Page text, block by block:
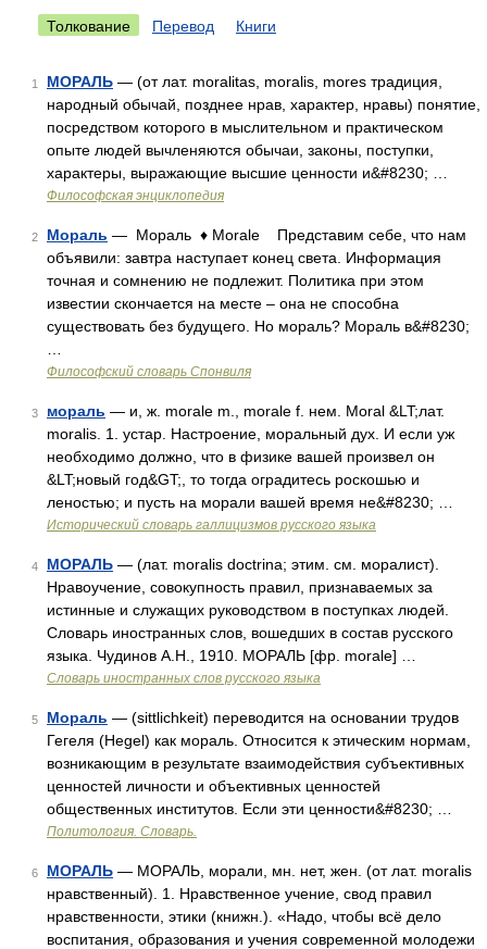
Толкование Перевод Книги
1 МОРАЛЬ — (от лат. moralitas, moralis, mores традиция,
народный обычай, позднее нрав, характер, нравы) понятие,
посредством которого в мыслительном и практическом
опыте людей вычленяются обычаи, законы, поступки,
характеры, выражающие высшие ценности и&#8230; …
Философская энциклопедия
2 Мораль — Мораль ♦ Morale Представим себе, что нам
объявили: завтра наступает конец света. Информация
точная и сомнению не подлежит. Политика при этом
известии скончается на месте – она не способна
существовать без будущего. Но мораль? Мораль в&#8230;
Философский словарь Спонвиля
3 мораль — и, ж. morale m., morale f. нем. Moral &LT;лат.
moralis. 1. устар. Настроение, моральный дух. И если уж
необходимо должно, что в физике вашей произвел он
&LT;новый год&GT;, то тогда оградитесь роскошью и
леностью; и пусть на морали вашей время не&#8230; …
Исторический словарь галлицизмов русского языка
4 МОРАЛЬ — (лат. moralis doctrina; этим. см. моралист).
Нравоучение, совокупность правил, признаваемых за
истинные и служащих руководством в поступках людей.
Словарь иностранных слов, вошедших в состав русского
языка. Чудинов А.Н., 1910. МОРАЛЬ [фр. morale] …
Словарь иностранных слов русского языка
5 Мораль — (sittlichkeit) переводится на основании трудов
Гегеля (Hegel) как мораль. Относится к этическим нормам,
возникающим в результате взаимодействия субъективных
ценностей личности и объективных ценностей
общественных институтов. Если эти ценности&#8230; …
Политология. Словарь.
6 МОРАЛЬ — МОРАЛЬ, морали, мн. нет, жен. (от лат. moralis
нравственный). 1. Нравственное учение, свод правил
нравственности, этики (книжн.). «Надо, чтобы всё дело
воспитания, образования и учения современной молодежи